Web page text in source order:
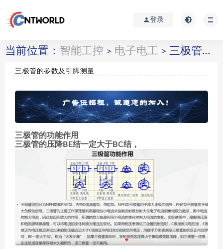
登录
当前位置： 智能工控 > 电子电工 > 三极管的参数及引脚测量
三极管的参数及引脚测量
三极管的功能作用
三极管的压降BE结一定大于BC结，